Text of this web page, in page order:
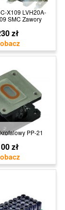
X109 LVH20A-
SMC Zawory
zł
PP-21
zł